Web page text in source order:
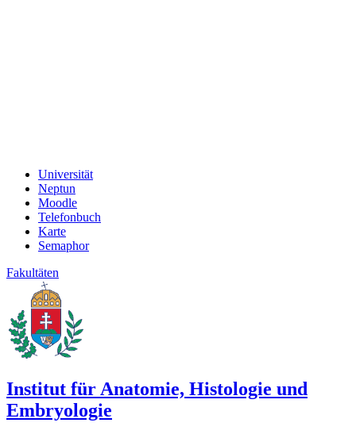
Universität
Neptun
Moodle
Telefonbuch
Karte
Semaphor
Fakultäten
Institut für Anatomie, Histologie und
Embryologie